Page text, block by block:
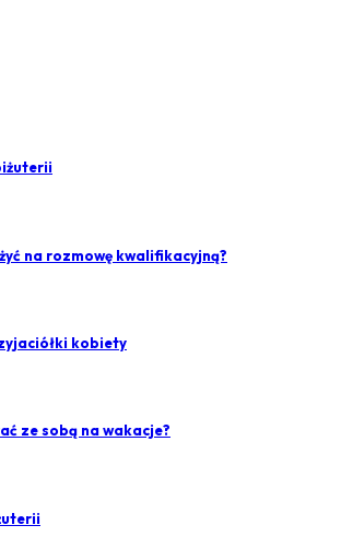
na rozmowę kwalifikacyjną?
kobiety
ze sobą na wakacje?